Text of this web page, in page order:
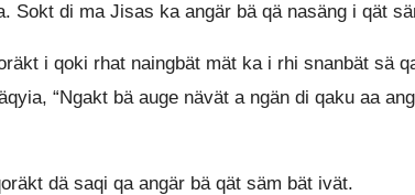
Sokt di ma Jisas ka angär bä qä nasäng i qät
i qoki rhat naingbät mät ka i rhi snanbät sä
“Ngakt bä auge nävät a ngän di qaku aa
dä saqi qa angär bä qät säm bät ivät.